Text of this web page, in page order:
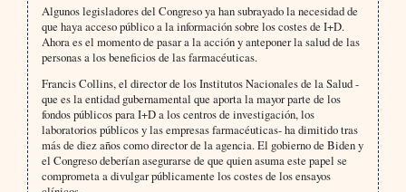
Algunos legisladores del Congreso ya han subrayado la necesidad de
que haya acceso público a la información sobre los costes de I+D.
Ahora es el momento de pasar a la acción y anteponer la salud de las
personas a los beneficios de las farmacéuticas.
Francis Collins, el director de los Institutos Nacionales de la Salud -
que es la entidad gubernamental que aporta la mayor parte de los
fondos públicos para I+D a los centros de investigación, los
laboratorios públicos y las empresas farmacéuticas- ha dimitido tras
más de diez años como director de la agencia. El gobierno de Biden y
el Congreso deberían asegurarse de que quien asuma este papel se
comprometa a divulgar públicamente los costes de los ensayos